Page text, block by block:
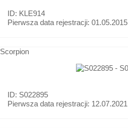
ID: KLE914
Pierwsza data rejestracji: 01.05.2015
Scorpion
ID: S022895
Pierwsza data rejestracji: 12.07.2021